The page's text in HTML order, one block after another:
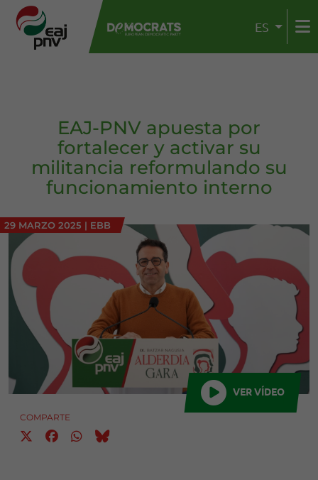
ES
EAJ-PNV apuesta por
fortalecer y activar su
militancia reformulando su
funcionamiento interno
29 MARZO 2025 | EBB
VER VÍDEO
COMPARTE